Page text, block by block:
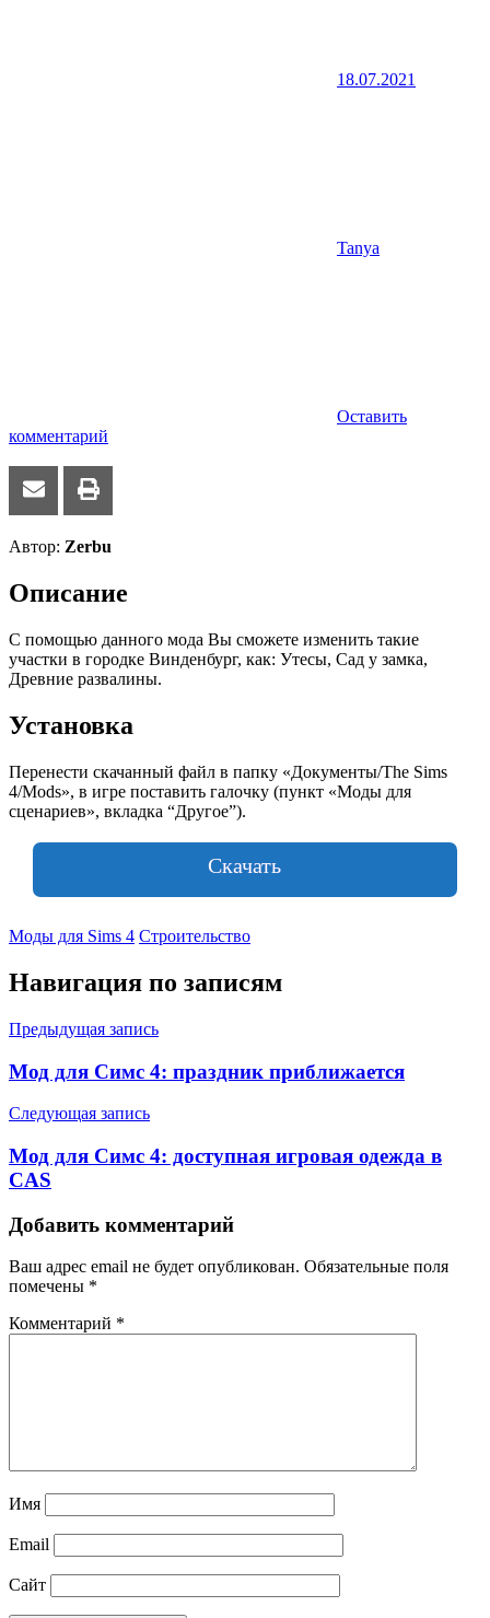
18.07.2021
Tanya
Оставить
комментарий
Автор: Zerbu
Описание
С помощью данного мода Вы сможете изменить такие
участки в городке Винденбург, как: Утесы, Сад у замка,
Древние развалины.
Установка
Перенести скачанный файл в папку «Документы/The Sims
4/Mods», в игре поставить галочку (пункт «Моды для
сценариев», вкладка “Другое”).
Скачать
Моды для Sims 4 Строительство
Навигация по записям
Предыдущая запись
Мод для Симс 4: праздник приближается
Следующая запись
Мод для Симс 4: доступная игровая одежда в
CAS
Добавить комментарий
Ваш адрес email не будет опубликован. Обязательные поля
помечены *
Комментарий *
Имя
Email
Сайт